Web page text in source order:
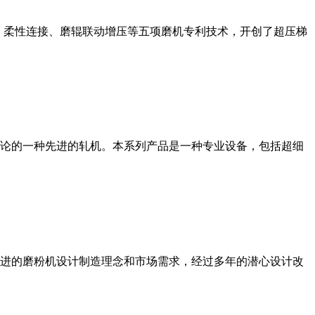
性连接、磨辊联动增压等五项磨机专利技术，开创了超压梯
的一种先进的轧机。本系列产品是一种专业设备，包括超细
的磨粉机设计制造理念和市场需求，经过多年的潜心设计改